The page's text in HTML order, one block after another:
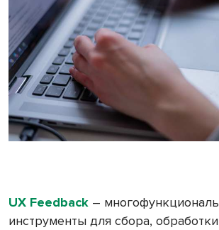
UX Feedback ―
инструменты для сбора,